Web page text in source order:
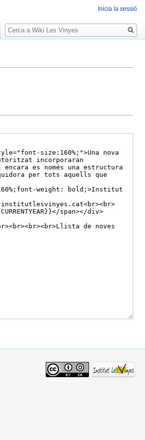
Inicia la sessió
Cerca